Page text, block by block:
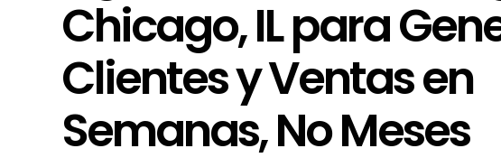
Chicago, IL para
Clientes y Ventas en
Semanas, No Meses